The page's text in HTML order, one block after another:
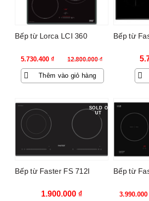
Bếp từ Lorca LCI 360
12.800.000₫
Giá
gốc
là:
5.730.400 ₫
Giá
hiện
tại
Thêm vào giỏ hàng
Bếp từ
SOLD O
UT
Bếp từ Faster FS 712I
1.900.000 ₫
Bếp từ
3.990.000